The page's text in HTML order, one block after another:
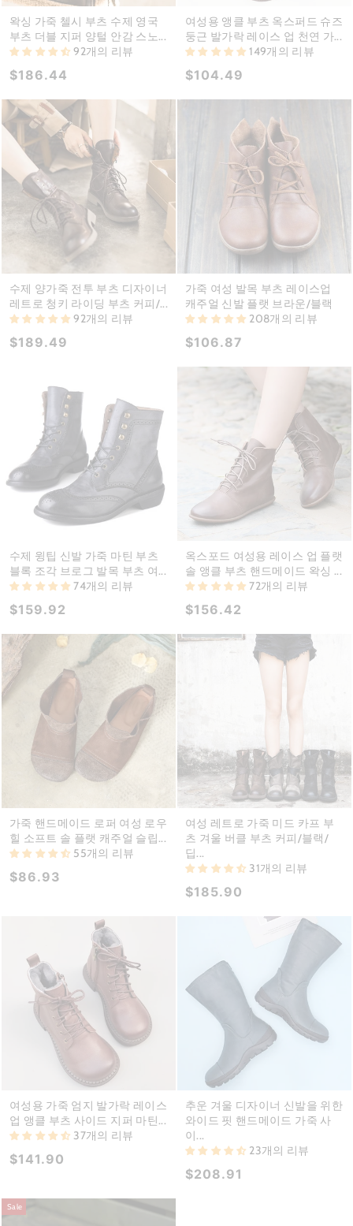
왁싱 가죽 첼시 부츠 수제 영국
부츠 더블 지퍼 양털 안감 스노...
92개의 리뷰
$186.44
여성용 앵클 부츠 옥스퍼드 슈즈
둥근 발가락 레이스 업 천연 가...
149개의 리뷰
$104.49
수제 양가죽 전투 부츠 디자이너
레트로 청키 라이딩 부츠 커피/...
92개의 리뷰
$189.49
가죽 여성 발목 부츠 레이스업
캐주얼 신발 플랫 브라운/블랙
208개의 리뷰
$106.87
수제 윙팁 신발 가죽 마틴 부츠
블록 조각 브로그 발목 부츠 여...
74개의 리뷰
$159.92
옥스포드 여성용 레이스 업 플랫
솔 앵클 부츠 핸드메이드 왁싱 ...
72개의 리뷰
$156.42
가죽 핸드메이드 로퍼 여성 로우
힐 소프트 솔 플랫 캐주얼 슬립...
55개의 리뷰
$86.93
여성 레트로 가죽 미드 카프 부
츠 겨울 버클 부츠 커피/블랙/
딥...
31개의 리뷰
$185.90
여성용 가죽 엄지 발가락 레이스
업 앵클 부츠 사이드 지퍼 마틴...
37개의 리뷰
$141.90
추운 겨울 디자이너 신발을 위한
와이드 핏 핸드메이드 가죽 사
이...
23개의 리뷰
$208.91
Sale